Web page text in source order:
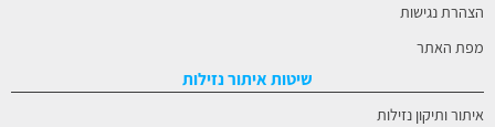
הצהרת נגישות
מפת האתר
שיטות איתור נזילות
איתור ותיקון נזילות